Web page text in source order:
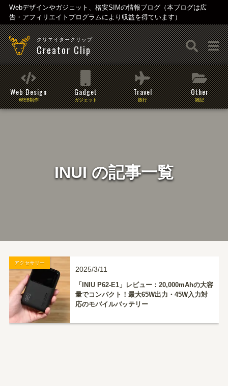
Webデザインやガジェット、格安SIMの情報ブログ（本ブログは広
告・アフィリエイトプログラムにより収益を得ています）
クリエイタークリップ
Creator Clip
Web Design
WEB制作
Gadget
ガジェット
Travel
旅行
Other
雑記
INUI の記事一覧
アクセサリー
2025/3/11
「INIU P62-E1」レビュー：20,000mAhの大容
量でコンパクト！最大65W出力・45W入力対
応のモバイルバッテリー